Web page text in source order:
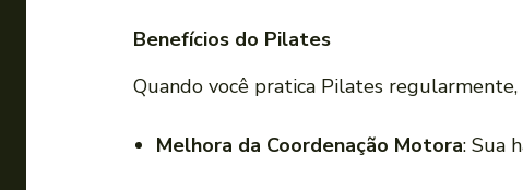
Benefícios do Pilates
Quando você pratica Pilates
Melhora da Coordenação Motora: Sua